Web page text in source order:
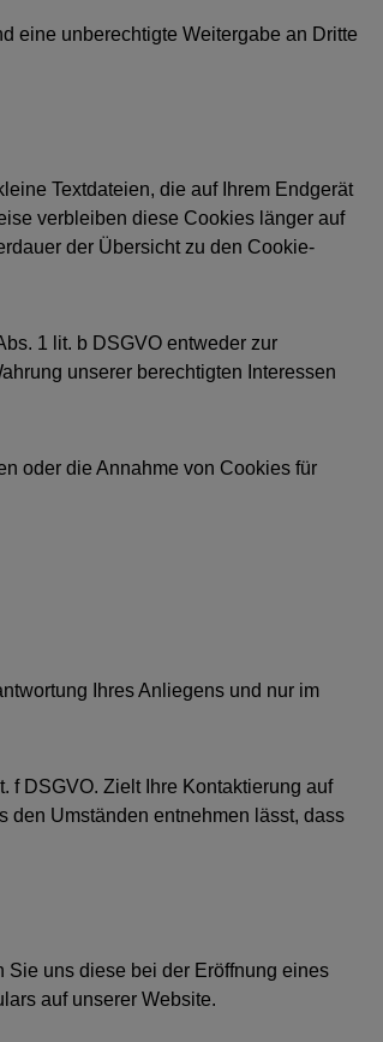
eine unberechtigte Weitergabe an Dritte
Textdateien, die auf Ihrem Endgerät
verbleiben diese Cookies länger auf
der Übersicht zu den Cookie-
1 lit. b DSGVO entweder zur
unserer berechtigten Interessen
oder die Annahme von Cookies für
Ihres Anliegens und nur im
f DSGVO. Zielt Ihre Kontaktierung auf
den Umständen entnehmen lässt, dass
Sie uns diese bei der Eröffnung eines
auf unserer Website.